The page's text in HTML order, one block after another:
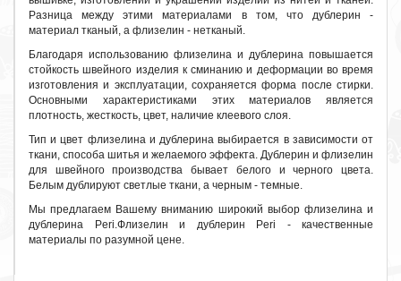
Разница между этими материалами в том, что дублерин -
материал тканый, а флизелин - нетканый.
Благодаря использованию флизелина и дублерина повышается
стойкость швейного изделия к сминанию и деформации во время
изготовления и эксплуатации, сохраняется форма после стирки.
Основными характеристиками этих материалов является
плотность, жесткость, цвет, наличие клеевого слоя.
Тип и цвет флизелина и дублерина выбирается в зависимости от
ткани, способа шитья и желаемого эффекта. Дублерин и флизелин
для швейного производства бывает белого и черного цвета.
Белым дублируют светлые ткани, а черным - темные.
Мы предлагаем Вашему вниманию широкий выбор флизелина и
дублерина Peri.Флизелин и дублерин Peri - качественные
материалы по разумной цене.